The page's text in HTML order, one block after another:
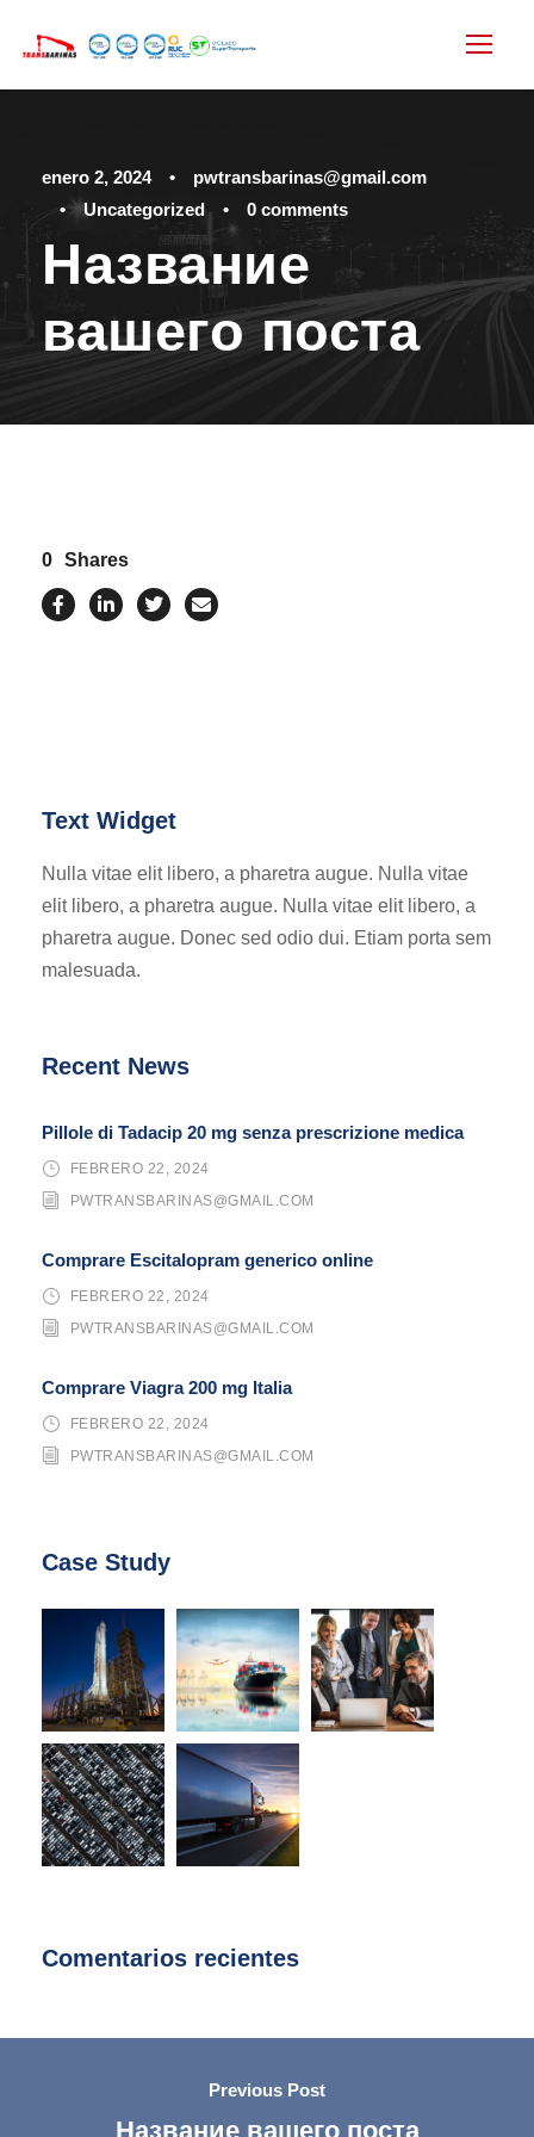
enero 2, 2024 •
pwtransbarinas@gmail.com
•
Uncategorized • 0 comments
Название
вашего поста
0 Shares
Text Widget
Nulla vitae elit libero, a pharetra augue. Nulla vitae
elit libero, a pharetra augue. Nulla vitae elit libero, a
pharetra augue. Donec sed odio dui. Etiam porta sem
malesuada.
Recent News
Pillole di Tadacip 20 mg senza prescrizione medica
FEBRERO 22, 2024
PWTRANSBARINAS@GMAIL.COM
Comprare Escitalopram generico online
FEBRERO 22, 2024
PWTRANSBARINAS@GMAIL.COM
Comprare Viagra 200 mg Italia
FEBRERO 22, 2024
PWTRANSBARINAS@GMAIL.COM
Case Study
Comentarios recientes
Previous Post
Название вашего поста